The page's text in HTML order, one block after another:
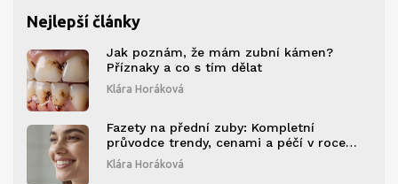
Nejlepší články
Jak poznám, že mám zubní kámen?
Příznaky a co s tím dělat
Klára Horáková
Fazety na přední zuby: Kompletní
průvodce trendy, cenami a péčí v roce
2026
Klára Horáková